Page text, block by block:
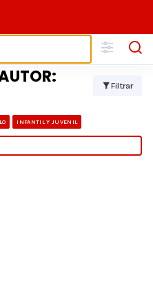
Filtrar
INFANTIL Y JUVENIL